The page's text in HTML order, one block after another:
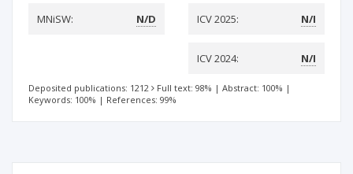
MNiSW:
N/D ICV 2025: N/I
ICV 2024: N/I
Deposited publications: 1212 Full text: 98% | Abstract: 100% |
Keywords: 100% | References: 99%